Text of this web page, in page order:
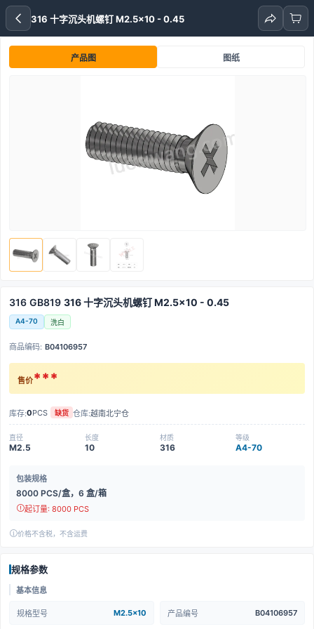
316 十字沉头机螺钉 M2.5x10 - 0.45
产品图 图纸
316 GB819 316 十字沉头机螺钉 M2.5x10 - 0.45
A4-70 洗白
商品编码: B04106957
售价***
库存:0PCS 缺货 仓库:越南北宁仓
直径
M2.5
长度
10
材质
316
等级
A4-70
包装规格
8000 PCS/盒，6 盒/箱
起订量: 8000 PCS
价格不含税，不含运费
规格参数
基本信息
规格型号 M2.5x10 产品编号 B04106957